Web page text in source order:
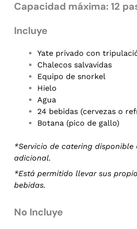
Capacidad máxima: 12
Incluye
Yate privado con
Chalecos salvavidas
Equipo de snorkel
Hielo
Agua
24 bebidas (cervezas o
Botana (pico de gallo)
*Servicio de catering disponible
adicional.
*Está permitido llevar sus
bebidas.
No Incluye